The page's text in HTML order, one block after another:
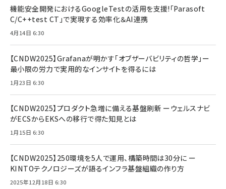
機能安全開発におけるGoogleTestの活用を支援!「Parasoft
C/C++test CT」で実現する効率化＆AI連携
4月14日 6:30
【CNDW2025】Grafanaが明かす「オブザーバビリティの哲学」ー
最小限の労力で実用的なインサイトを得るには
1月23日 6:30
【CNDW2025】プロダクト急増に備える基盤刷新 ーウェルスナビ
がECSからEKSへの移行で得た知見とは
1月15日 6:30
【CNDW2025】250環境を5人で運用、構築時間は30分に ー
KINTOテクノロジーズが語るインフラ基盤組織の作り方
2025年12月18日 6:30